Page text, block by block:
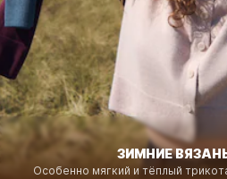
ЗИМНИЕ
Особенно мягкий и тёплый